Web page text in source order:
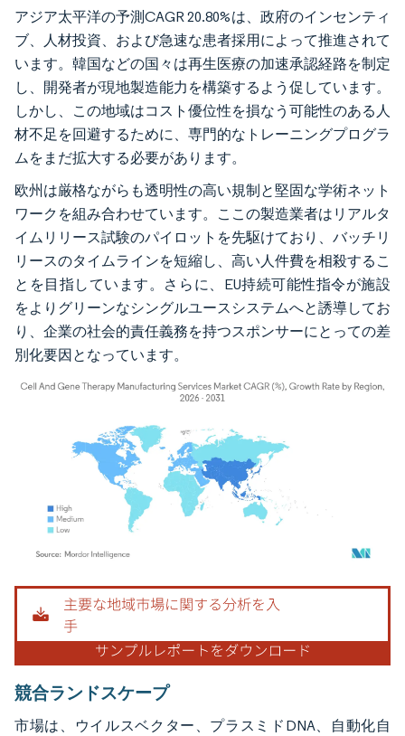
アジア太平洋の予測CAGR 20.80%は、政府のインセンティ
ブ、人材投資、および急速な患者採用によって推進されて
います。韓国などの国々は再生医療の加速承認経路を制定
し、開発者が現地製造能力を構築するよう促しています。
しかし、この地域はコスト優位性を損なう可能性のある人
材不足を回避するために、専門的なトレーニングプログラ
ムをまだ拡大する必要があります。
欧州は厳格ながらも透明性の高い規制と堅固な学術ネット
ワークを組み合わせています。ここの製造業者はリアルタ
イムリリース試験のパイロットを先駆けており、バッチリ
リースのタイムラインを短縮し、高い人件費を相殺するこ
とを目指しています。さらに、EU持続可能性指令が施設
をよりグリーンなシングルユースシステムへと誘導してお
り、企業の社会的責任義務を持つスポンサーにとっての差
別化要因となっています。
画像 © Mordor Intelligence。再利用にはCC BY 4.0の表示が必要です。
競合ランドスケープ
市場は、ウイルスベクター、プラスミドDNA、自動化自